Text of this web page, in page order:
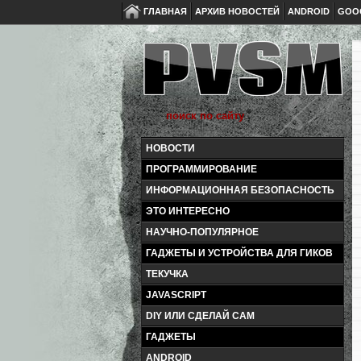
ГЛАВНАЯ АРХИВ НОВОСТЕЙ ANDROID
НОВОСТИ
ПРОГРАММИРОВАНИЕ
ИНФОРМАЦИОННАЯ БЕЗОПАСНОСТЬ
ЭТО ИНТЕРЕСНО
НАУЧНО-ПОПУЛЯРНОЕ
ГАДЖЕТЫ И УСТРОЙСТВА ДЛЯ ГИКОВ
ТЕКУЧКА
JAVASCRIPT
DIY ИЛИ СДЕЛАЙ САМ
ГАДЖЕТЫ
ANDROID